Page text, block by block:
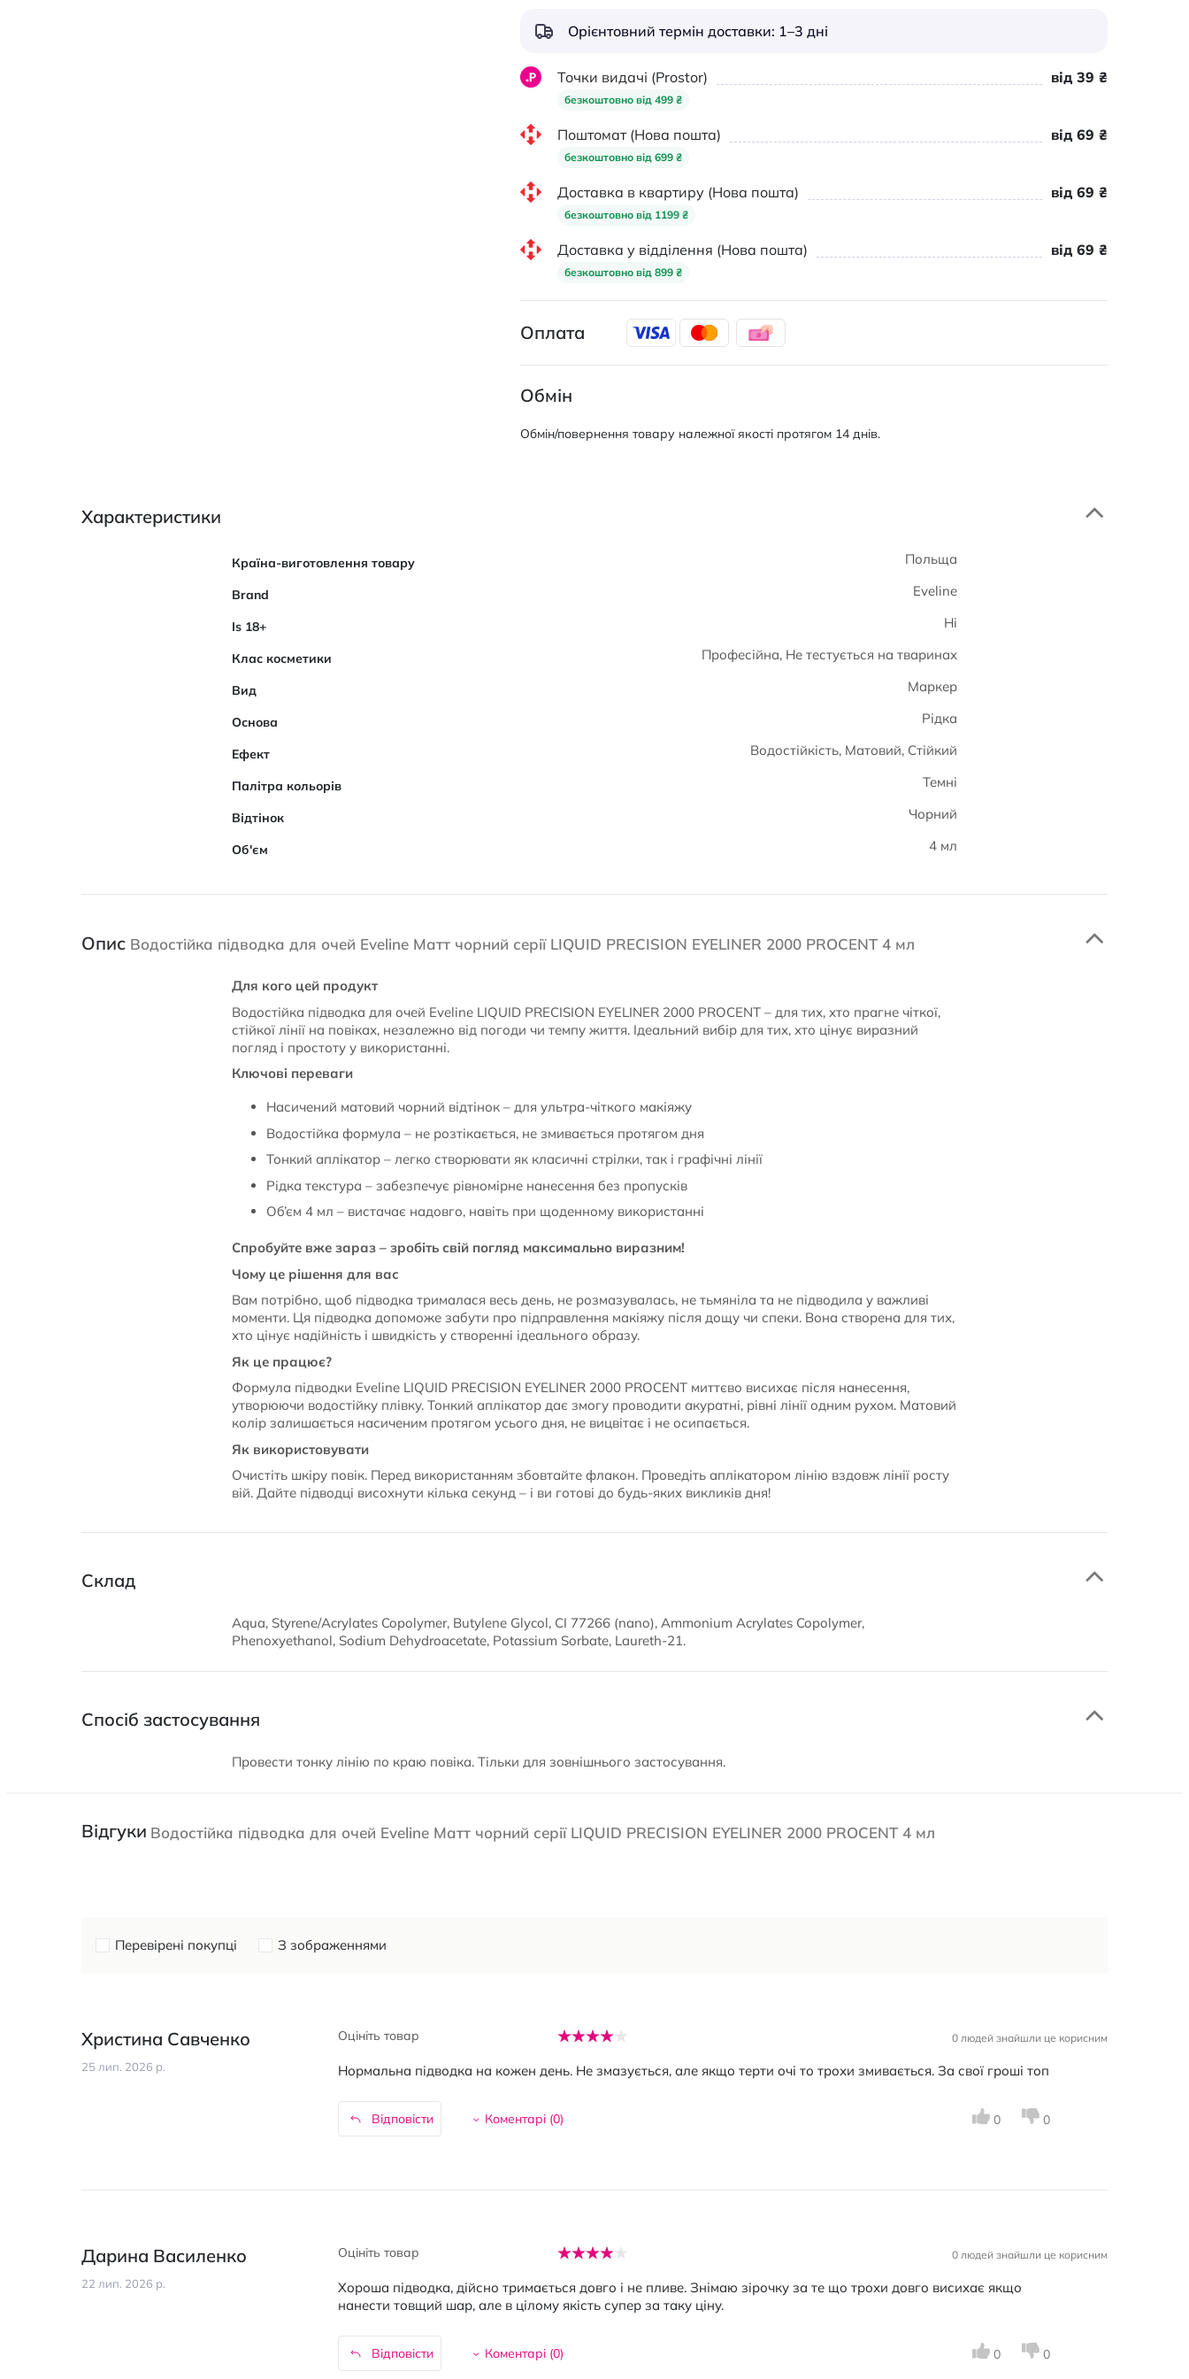
Орієнтовний термін доставки: 1–3 дні
Точки видачі (Prostor)
безкоштовно від 499 ₴
від 39 ₴
Поштомат (Нова пошта)
безкоштовно від 699 ₴
від 69 ₴
Доставка в квартиру (Нова пошта)
безкоштовно від 1199 ₴
від 69 ₴
Доставка у відділення (Нова пошта)
безкоштовно від 899 ₴
від 69 ₴
Оплата
Обмін
Обмін/повернення товару належної якості протягом 14 днів.
Характеристики
Характеристики
Країна-виготовлення товару Польща
Brand Eveline
Is 18+ Ні
Клас косметики Професійна, Не тестується на тваринах
Вид Маркер
Основа Рідка
Ефект Водостійкість, Матовий, Стійкий
Палітра кольорів Темні
Відтінок Чорний
Об'єм 4 мл
Опис Водостійка підводка для очей Eveline Матт чорний серії LIQUID PRECISION EYELINER 2000 PROCENT 4 мл
Для кого цей продукт
Водостійка підводка для очей Eveline LIQUID PRECISION EYELINER 2000 PROCENT – для тих, хто прагне чіткої,
стійкої лінії на повіках, незалежно від погоди чи темпу життя. Ідеальний вибір для тих, хто цінує виразний
погляд і простоту у використанні.
Ключові переваги
Насичений матовий чорний відтінок – для ультра-чіткого макіяжу
Водостійка формула – не розтікається, не змивається протягом дня
Тонкий аплікатор – легко створювати як класичні стрілки, так і графічні лінії
Рідка текстура – забезпечує рівномірне нанесення без пропусків
Об’єм 4 мл – вистачає надовго, навіть при щоденному використанні
Спробуйте вже зараз – зробіть свій погляд максимально виразним!
Чому це рішення для вас
Вам потрібно, щоб підводка трималася весь день, не розмазувалась, не тьмяніла та не підводила у важливі
моменти. Ця підводка допоможе забути про підправлення макіяжу після дощу чи спеки. Вона створена для тих,
хто цінує надійність і швидкість у створенні ідеального образу.
Як це працює?
Формула підводки Eveline LIQUID PRECISION EYELINER 2000 PROCENT миттєво висихає після нанесення,
утворюючи водостійку плівку. Тонкий аплікатор дає змогу проводити акуратні, рівні лінії одним рухом. Матовий
колір залишається насиченим протягом усього дня, не вицвітає і не осипається.
Як використовувати
Очистіть шкіру повік. Перед використанням збовтайте флакон. Проведіть аплікатором лінію вздовж лінії росту
вій. Дайте підводці висохнути кілька секунд – і ви готові до будь-яких викликів дня!
Склад
Aqua, Styrene/Acrylates Copolymer, Butylene Glycol, CI 77266 (nano), Ammonium Acrylates Copolymer,
Phenoxyethanol, Sodium Dehydroacetate, Potassium Sorbate, Laureth-21.
Спосіб застосування
Провести тонку лінію по краю повіка. Тільки для зовнішнього застосування.
Відгуки Водостійка підводка для очей Eveline Матт чорний серії LIQUID PRECISION EYELINER 2000 PROCENT 4 мл
Перевірені покупці З зображеннями
Христина Савченко
25 лип. 2026 р.
0 людей знайшли це корисним
Оцініть товар
Нормальна підводка на кожен день. Не змазується, але якщо терти очі то трохи змивається. За свої гроші топ
Відповісти Коментарі (0) 0 0
Дарина Василенко
22 лип. 2026 р.
0 людей знайшли це корисним
Оцініть товар
Хороша підводка, дійсно тримається довго і не пливе. Знімаю зірочку за те що трохи довго висихає якщо
нанести товщий шар, але в цілому якість супер за таку ціну.
Відповісти Коментарі (0) 0 0